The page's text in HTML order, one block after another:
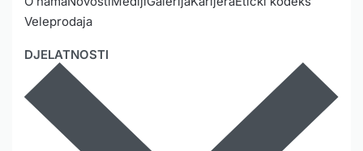
DJELATNOSTI
Veleprodaja